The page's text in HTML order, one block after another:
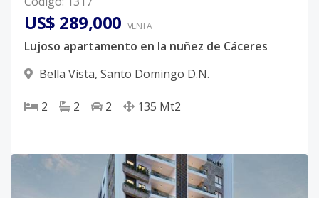
US$ 289,000 VENTA
Lujoso apartamento en la nuñez de Cáceres
Bella Vista, Santo Domingo D.N.
2 2 2 135 Mt2